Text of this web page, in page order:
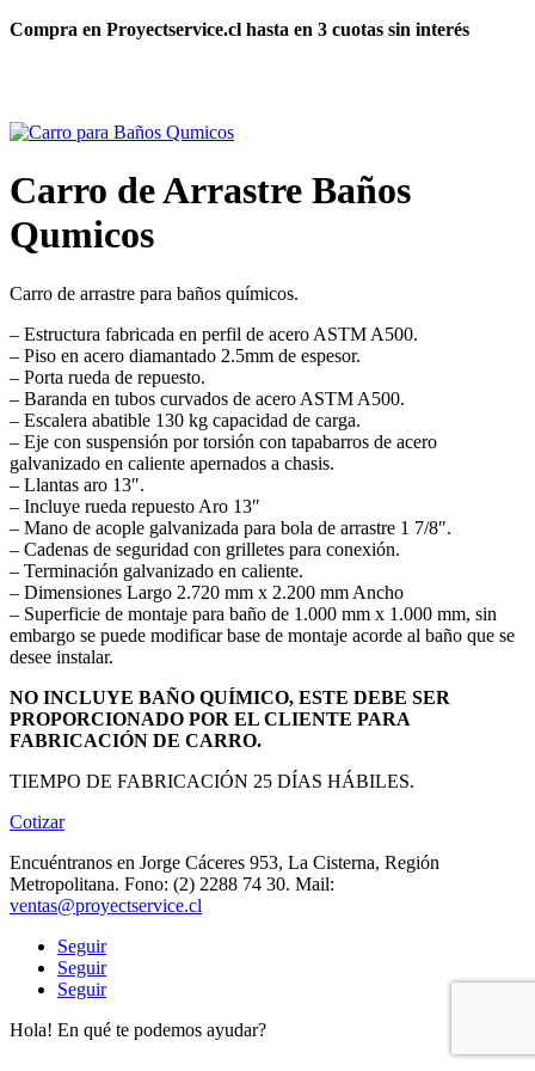
Compra en Proyectservice.cl hasta en 3 cuotas sin interés
Carro de Arrastre Baños
Qumicos
Carro de arrastre para baños químicos.
– Estructura fabricada en perfil de acero ASTM A500.
– Piso en acero diamantado 2.5mm de espesor.
– Porta rueda de repuesto.
– Baranda en tubos curvados de acero ASTM A500.
– Escalera abatible 130 kg capacidad de carga.
– Eje con suspensión por torsión con tapabarros de acero
galvanizado en caliente apernados a chasis.
– Llantas aro 13″.
– Incluye rueda repuesto Aro 13″
– Mano de acople galvanizada para bola de arrastre 1 7/8″.
– Cadenas de seguridad con grilletes para conexión.
– Terminación galvanizado en caliente.
– Dimensiones Largo 2.720 mm x 2.200 mm Ancho
– Superficie de montaje para baño de 1.000 mm x 1.000 mm, sin
embargo se puede modificar base de montaje acorde al baño que se
desee instalar.
NO INCLUYE BAÑO QUÍMICO, ESTE DEBE SER
PROPORCIONADO POR EL CLIENTE PARA
FABRICACIÓN DE CARRO.
TIEMPO DE FABRICACIÓN 25 DÍAS HÁBILES.
Cotizar
Encuéntranos en Jorge Cáceres 953, La Cisterna, Región
Metropolitana. Fono: (2) 2288 74 30. Mail:
ventas@proyectservice.cl
Seguir
Seguir
Seguir
Hola! En qué te podemos ayudar?